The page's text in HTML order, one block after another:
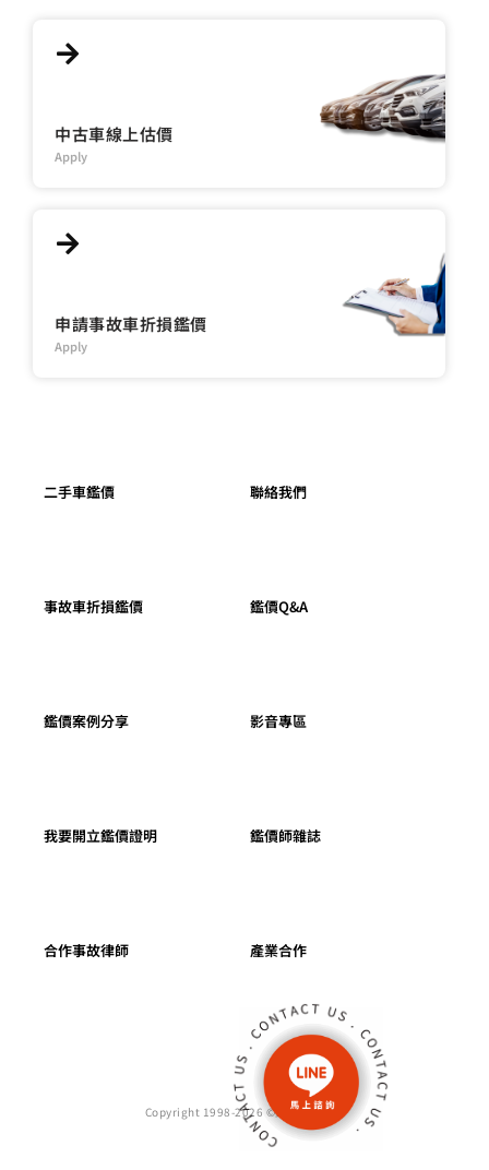
中古車線上估價
Apply
申請事故車折損鑑價
Apply
二手車鑑價
事故車折損鑑價
鑑價案例分享
我要開立鑑價證明
合作事故律師
聯絡我們
鑑價Q&A
影音專區
鑑價師雜誌
產業合作
Copyright 1998-2026 ©鑑價師雜誌社